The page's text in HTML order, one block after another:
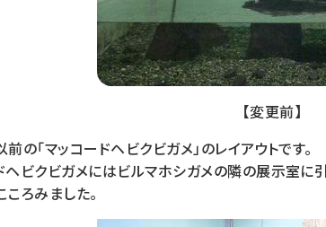
【変更前】
の「マッコードヘビクビガメ」のレイアウトです。
ヘビクビガメにはビルマホシガメの隣の展示室に
ころみました。